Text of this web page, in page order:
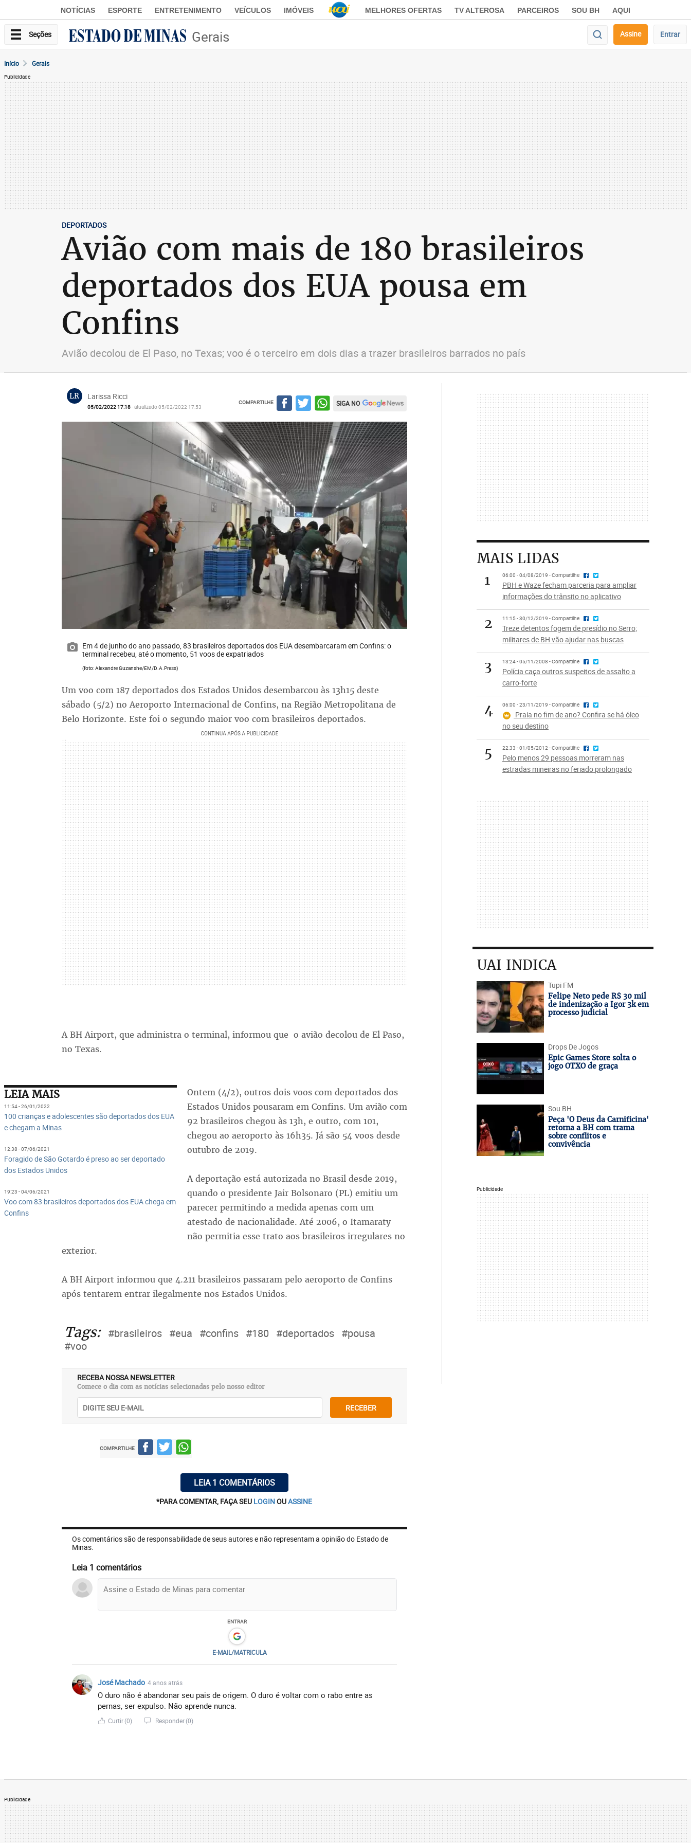
NOTÍCIAS ESPORTE ENTRETENIMENTO VEÍCULOS IMÓVEIS MELHORES OFERTAS TV ALTEROSA PARCEIROS SOU BH AQUI
Seções Gerais Assine Entrar
Início Gerais
Publicidade
DEPORTADOS
Avião com mais de 180 brasileiros
deportados dos EUA pousa em
Confins
Avião decolou de El Paso, no Texas; voo é o terceiro em dois dias a trazer brasileiros barrados no país
LR Larissa Ricci
05/02/2022 17:18- atualizado 05/02/2022 17:53
COMPARTILHE SIGA NO
Em 4 de junho do ano passado, 83 brasileiros deportados dos EUA desembarcaram em Confins: o
terminal recebeu, até o momento, 51 voos de expatriados
(foto: Alexandre Guzanshe/EM/D.A.Press)
Um voo com 187 deportados dos Estados Unidos desembarcou às 13h15 deste
sábado (5/2) no Aeroporto Internacional de Confins, na Região Metropolitana de
Belo Horizonte. Este foi o segundo maior voo com brasileiros deportados.
A BH Airport, que administra o terminal, informou que o avião decolou de El Paso,
no Texas.
LEIA MAIS
11:54 - 26/01/2022
100 crianças e adolescentes são deportados dos EUA
e chegam a Minas
12:38 - 07/06/2021
Foragido de São Gotardo é preso ao ser deportado
dos Estados Unidos
19:23 - 04/06/2021
Voo com 83 brasileiros deportados dos EUA chega em
Confins
Ontem (4/2), outros dois voos com deportados dos
Estados Unidos pousaram em Confins. Um avião com
92 brasileiros chegou às 13h, e outro, com 101,
chegou ao aeroporto às 16h35. Já são 54 voos desde
outubro de 2019.
A deportação está autorizada no Brasil desde 2019,
quando o presidente Jair Bolsonaro (PL) emitiu um
parecer permitindo a medida apenas com um
atestado de nacionalidade. Até 2006, o Itamaraty
não permitia esse trato aos brasileiros irregulares no
exterior.
A BH Airport informou que 4.211 brasileiros passaram pelo aeroporto de Confins
após tentarem entrar ilegalmente nos Estados Unidos.
Tags: #brasileiros #eua #confins #180 #deportados #pousa
#voo
RECEBA NOSSA NEWSLETTER
Comece o dia com as notícias selecionadas pelo nosso editor
RECEBER
COMPARTILHE
LEIA 1 COMENTÁRIOS
*PARA COMENTAR, FAÇA SEU LOGINOUASSINE
Os comentários são de responsabilidade de seus autores e não representam a opinião do Estado de
Minas.
Leia 1 comentários
ENTRAR
E-MAIL/MATRICULA
José Machado 4 anos atrás
O duro não é abandonar seu pais de origem. O duro é voltar com o rabo entre as
pernas, ser expulso. Não aprende nunca.
Curtir(0) Responder(0)
MAIS LIDAS
1
06:00 - 04/08/2019 - Compartilhe
PBH e Waze fecham parceria para ampliar
informações do trânsito no aplicativo
2 11:15 - 30/12/2019 - Compartilhe
Treze detentos fogem de presídio no Serro;
militares de BH vão ajudar nas buscas
3 13:24 - 05/11/2008 - Compartilhe
Polícia caça outros suspeitos de assalto a
carro-forte
4 06:00 - 23/11/2019 - Compartilhe
Praia no fim de ano? Confira se há óleo
no seu destino
5 22:33 - 01/05/2012 - Compartilhe
Pelo menos 29 pessoas morreram nas
estradas mineiras no feriado prolongado
UAI INDICA
Tupi FM
Felipe Neto pede R$ 30 mil
de indenização a Igor 3k em
processo judicial
Drops De Jogos
Epic Games Store solta o
jogo OTXO de graça
Sou BH
Peça 'O Deus da Carnificina'
retorna a BH com trama
sobre conflitos e
convivência
Publicidade
Publicidade